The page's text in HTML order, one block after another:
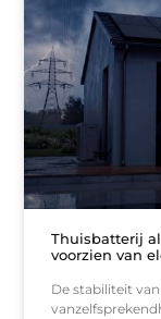
Thuisbatterij
voorzien van
De stabiliteit